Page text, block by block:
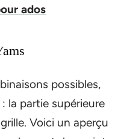
ados
possibles,
la partie supérieure
Voici un aperçu